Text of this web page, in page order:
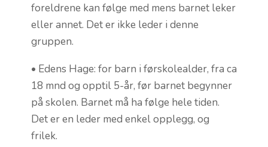
foreldrene kan følge med mens barnet leker
eller annet. Det er ikke leder i denne
gruppen.
• Edens Hage: for barn i førskolealder, fra ca
18 mnd og opptil 5-år, før barnet begynner
på skolen. Barnet må ha følge hele tiden.
Det er en leder med enkel opplegg, og
frilek.